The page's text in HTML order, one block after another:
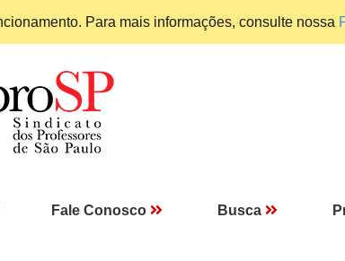
Para mais informações, consulte nossa
Fale Conosco Busca